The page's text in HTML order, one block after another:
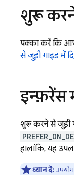
शुरू
पक्का करें कि
से जुड़ी गाइड में
इन्फ़रेंस
शुरू करने से जुड़ी
हालांकि, यह
ध्यान दें: